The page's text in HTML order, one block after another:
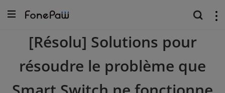
[Résolu] Solutions pour
résoudre le problème que